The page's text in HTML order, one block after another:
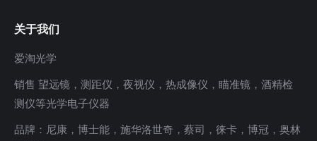
关于我们
爱淘光学
销售 望远镜，测距仪，夜视仪，热成像仪，瞄准镜，酒精检
测仪等光学电子仪器
品牌：尼康，博士能，施华洛世奇，蔡司，徕卡，博冠，奥林